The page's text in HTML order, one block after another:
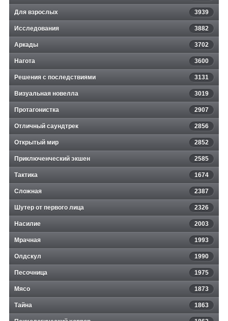
Для взрослых 3939
Исследования 3882
Аркады 3702
Нагота 3600
Решения с последствиями 3131
Визуальная новелла 3019
Протагонистка 2907
Отличный саундтрек 2856
Открытый мир 2852
Приключенческий экшен 2585
Тактика 1674
Сложная 2387
Шутер от первого лица 2326
Насилие 2003
Мрачная 1993
Олдскул 1990
Песочница 1975
Мясо 1873
Тайна 1863